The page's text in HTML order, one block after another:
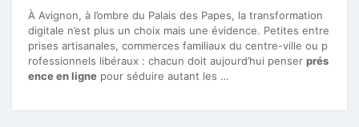
À Avignon, à l’ombre du Palais des Papes, la transformation
digitale n’est plus un choix mais une évidence. Petites entre
prises artisanales, commerces familiaux du centre-ville ou p
rofessionnels libéraux : chacun doit aujourd’hui penser prés
ence en ligne pour séduire autant les …